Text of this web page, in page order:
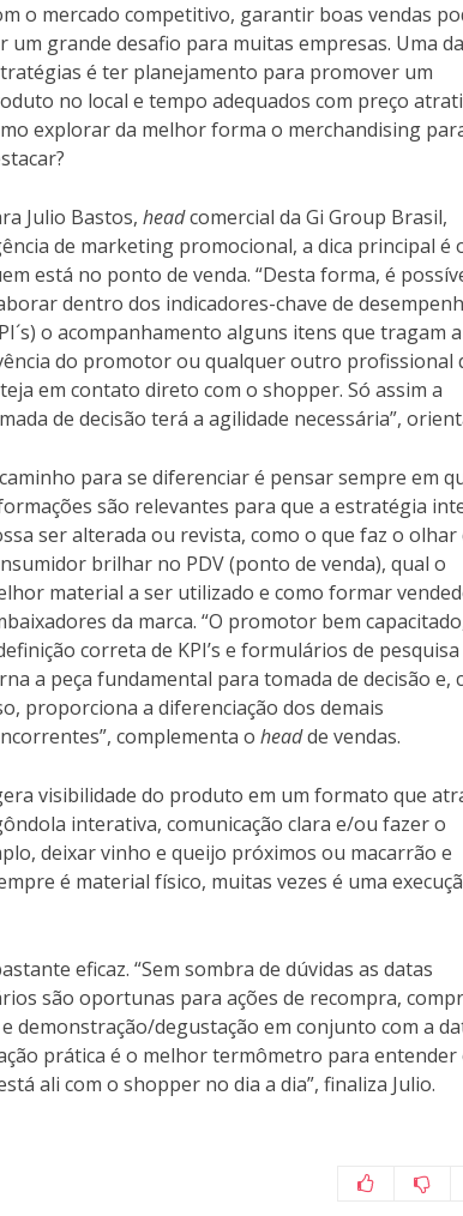
o mercado competitivo, garantir boas vendas
um grande desafio para muitas empresas. Uma
é ter planejamento para promover um
no local e tempo adequados com preço
explorar da melhor forma o merchandising
Julio Bastos, headcomercial da Gi Group Brasil,
de marketing promocional, a dica principal é
está no ponto de venda. “Desta forma, é
dentro dos indicadores-chave de
o acompanhamento alguns itens que tragam a
do promotor ou qualquer outro profissional
em contato direto com o shopper. Só assim a
de decisão terá a agilidade necessária”,
para se diferenciar é pensar sempre em
são relevantes para que a estratégia
ser alterada ou revista, como o que faz o olhar
brilhar no PDV (ponto de venda), qual o
material a ser utilizado e como formar
da marca. “O promotor bem
correta de KPI’s e formulários de pesquisa
a peça fundamental para tomada de decisão e,
proporciona a diferenciação dos demais
complementa o headde vendas.
visibilidade do produto em um formato que
interativa, comunicação clara e/ou fazer o
deixar vinho e queijo próximos ou macarrão e
é material físico, muitas vezes é uma
eficaz. “Sem sombra de dúvidas as datas
são oportunas para ações de recompra,
demonstração/degustação em conjunto com a
prática é o melhor termômetro para entender
ali com o shopper no dia a dia”, finaliza Julio.